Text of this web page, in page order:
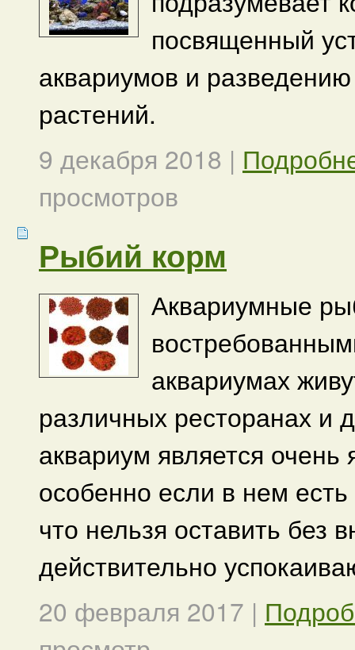
посвященный
аквариумов и
растений.
9 декабря 2018 |
просмотров
Рыбий корм
Аквариумные
аквариумах
различных ресторанах и
аквариум является
особенно если в нем
что нельзя оставить без
действительно
20 февраля 2017 |